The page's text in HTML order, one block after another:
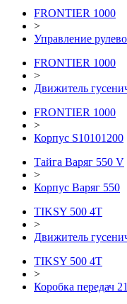
FRONTIER 1000
>
Управление
FRONTIER 1000
>
Движитель
FRONTIER 1000
>
Корпус S10101200
Тайга Варяг 550 V
>
Корпус Варяг 550
TIKSY 500 4T
>
Движитель
TIKSY 500 4T
>
Коробка передач